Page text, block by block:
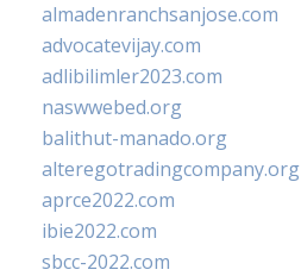
almadenranchsanjose.com
advocatevijay.com
adlibilimler2023.com
naswwebed.org
balithut-manado.org
alteregotradingcompany.org
aprce2022.com
ibie2022.com
sbcc-2022.com